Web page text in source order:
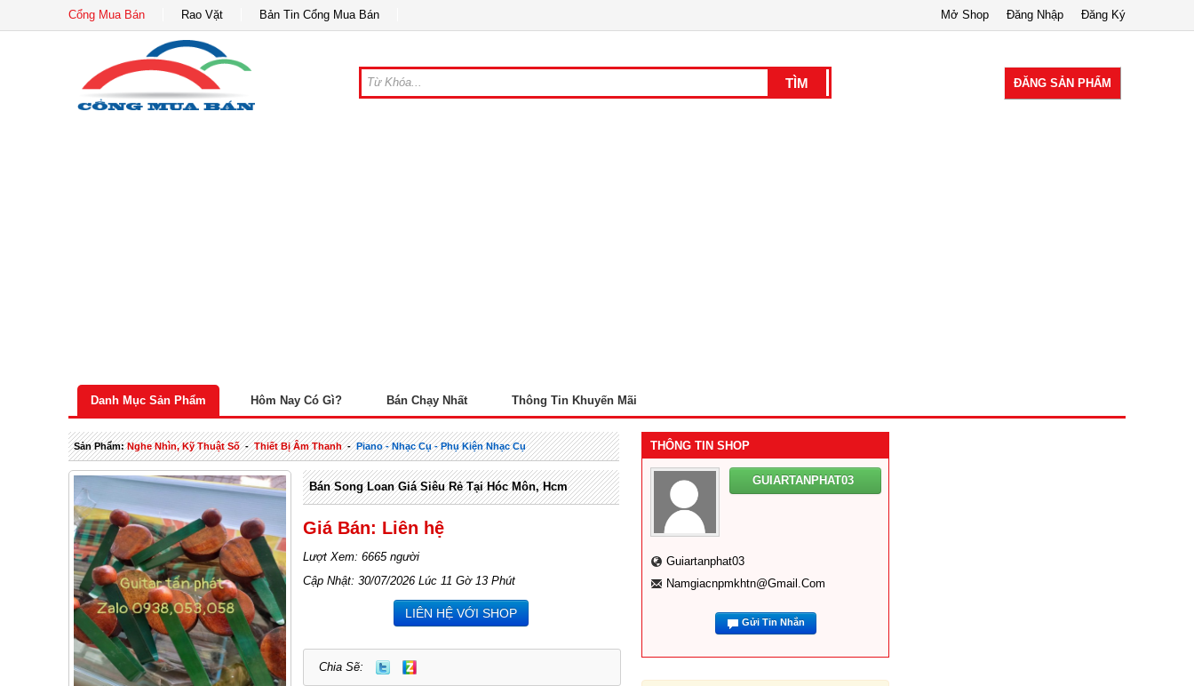
Cổng Mua Bán Rao Vặt Bản Tin Cổng Mua Bán Đăng Ký
Đăng Nhập
Mở Shop
ĐĂNG SẢN PHẨM
Danh Mục Sản Phẩm Hôm Nay Có Gì? Bán Chạy Nhất Thông Tin Khuyến Mãi
Sản Phẩm:Nghe Nhìn, Kỹ Thuật Số-Thiết Bị Âm Thanh-Piano - Nhạc Cụ - Phụ Kiện Nhạc Cụ
Bán Song Loan Giá Siêu Rẻ Tại Hóc Môn, Hcm
Giá Bán: Liên hệ
Lượt Xem: 6665 người
Cập Nhật: 30/07/2026 Lúc 11 Gờ 13 Phút
LIÊN HỆ VỚI SHOP
Chia Sẽ:
THÔNG TIN SHOP
GUIARTANPHAT03
Guiartanphat03
Namgiacnpmkhtn@gmail.com
Gửi Tin Nhắn